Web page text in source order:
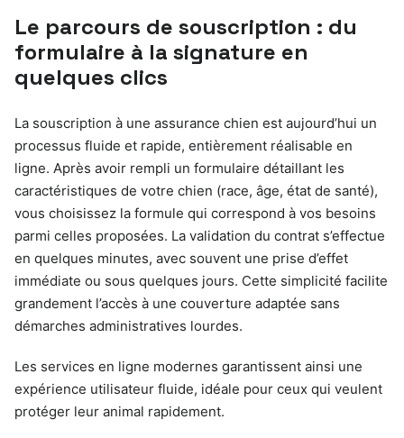
Le parcours de souscription : du
formulaire à la signature en
quelques clics
La souscription à une assurance chien est aujourd’hui un
processus fluide et rapide, entièrement réalisable en
ligne. Après avoir rempli un formulaire détaillant les
caractéristiques de votre chien (race, âge, état de santé),
vous choisissez la formule qui correspond à vos besoins
parmi celles proposées. La validation du contrat s’effectue
en quelques minutes, avec souvent une prise d’effet
immédiate ou sous quelques jours. Cette simplicité facilite
grandement l’accès à une couverture adaptée sans
démarches administratives lourdes.
Les services en ligne modernes garantissent ainsi une
expérience utilisateur fluide, idéale pour ceux qui veulent
protéger leur animal rapidement.